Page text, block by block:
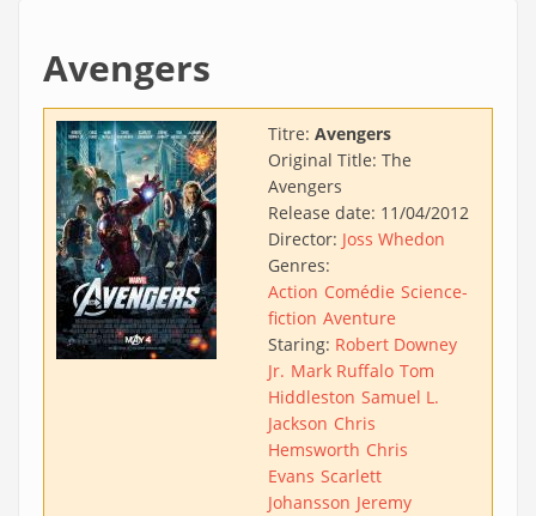
Avengers
Titre: Avengers
Original Title: The
Avengers
Release date: 11/04/2012
Director: Joss Whedon
Genres:
Action Comédie Science-
fiction Aventure
Staring: Robert Downey
Jr. Mark Ruffalo Tom
Hiddleston Samuel L.
Jackson Chris
Hemsworth Chris
Evans Scarlett
Johansson Jeremy